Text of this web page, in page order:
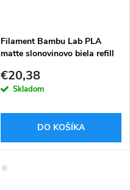
Filament Bambu Lab PLA
matte slonovinovo biela refill
€20,38
Skladom
DO KOŠÍKA